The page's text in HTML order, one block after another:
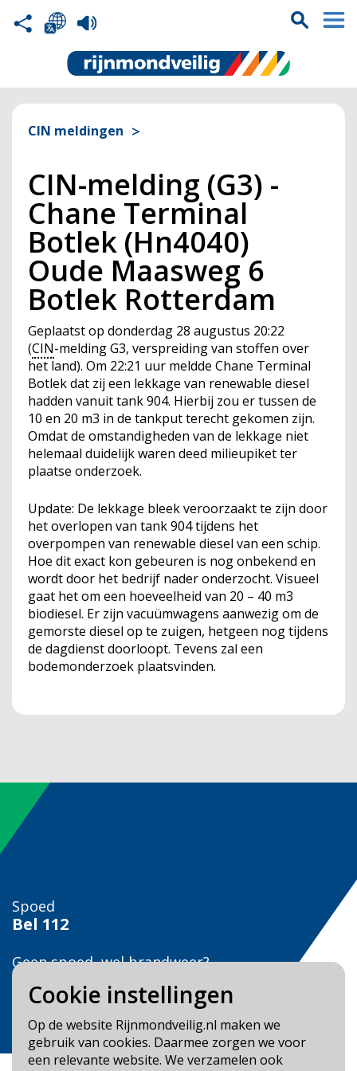
Cookie instellingen
Op de website Rijnmondveilig.nl maken we
gebruik van cookies. Daarmee zorgen we voor
een relevante website. We verzamelen ook
CIN meldingen
CIN-melding (G3) -
Chane Terminal
Botlek (Hn4040)
Oude Maasweg 6
Botlek Rotterdam
Geplaatst op donderdag 28 augustus 20:22
(CIN-melding G3, verspreiding van stoffen over
het land). Om 22:21 uur meldde Chane Terminal
Botlek dat zij een lekkage van renewable diesel
hadden vanuit tank 904. Hierbij zou er tussen de
10 en 20 m3 in de tankput terecht gekomen zijn.
Omdat de omstandigheden van de lekkage niet
helemaal duidelijk waren deed milieupiket ter
plaatse onderzoek.
Update: De lekkage bleek veroorzaakt te zijn door
het overlopen van tank 904 tijdens het
overpompen van renewable diesel van een schip.
Hoe dit exact kon gebeuren is nog onbekend en
wordt door het bedrijf nader onderzocht. Visueel
gaat het om een hoeveelheid van 20 – 40 m3
biodiesel. Er zijn vacuümwagens aanwezig om de
gemorste diesel op te zuigen, hetgeen nog tijdens
de dagdienst doorloopt. Tevens zal een
bodemonderzoek plaatsvinden.
Spoed
Bel 112
Geen spoed, wel brandweer?
Bel
Veilig Leven?
Bel 0900-8387